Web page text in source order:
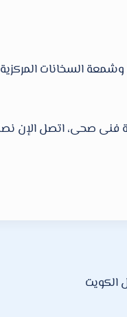
السخانات المركزية